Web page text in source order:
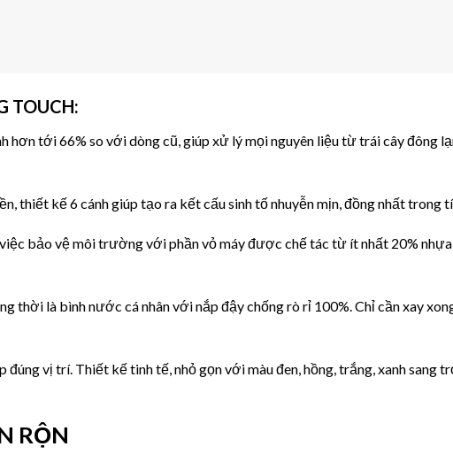
TOUCH:
tới 66% so với dòng cũ, giúp xử lý mọi nguyên liệu từ trái cây đông
thiết kế 6 cánh giúp tạo ra kết cấu sinh tố nhuyễn mịn, đồng nhất trong
bảo vệ môi trường với phần vỏ máy được chế tác từ ít nhất 20%
thời là bình nước cá nhân với nắp đậy chống rò rỉ 100%. Chỉ cần xay
vị trí. Thiết kế tinh tế, nhỏ gọn với màu đen, hồng, trắng, xanh sang
RỘN